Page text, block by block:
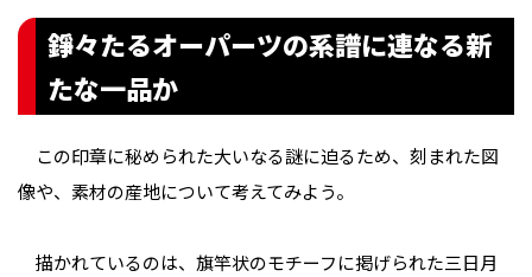
錚々たるオーパーツの系譜に連なる新
たな一品か
この印章に秘められた大いなる謎に迫るため、刻まれた図
像や、素材の産地について考えてみよう。
描かれているのは、旗竿状のモチーフに掲げられた三日月